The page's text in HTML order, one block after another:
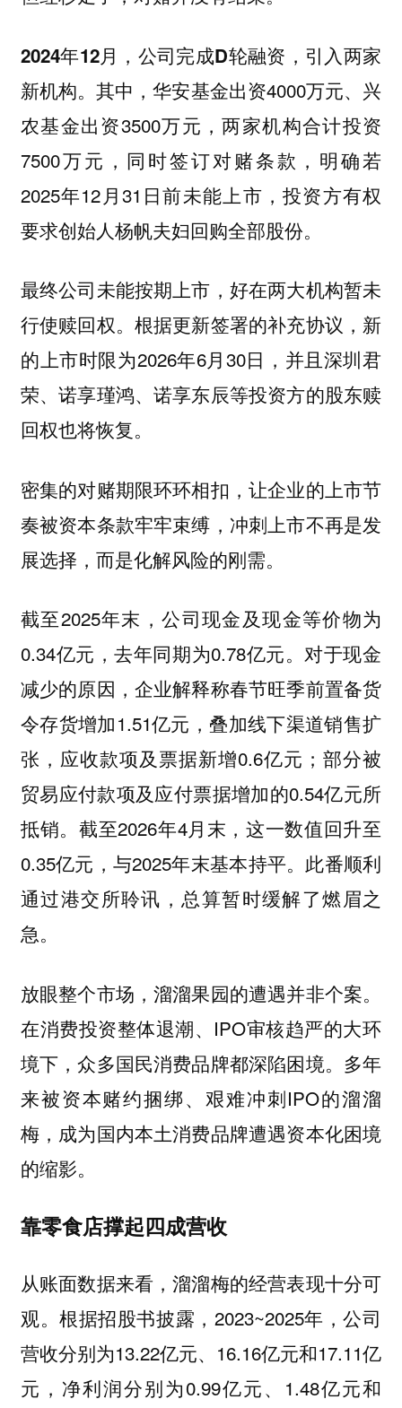
2024年12月，公司完成D轮融资，引入两家
新机构。其中，华安基金出资4000万元、兴
农基金出资3500万元，两家机构合计投资
7500万元，同时签订对赌条款，明确若
2025年12月31日前未能上市，投资方有权
要求创始人杨帆夫妇回购全部股份。
最终公司未能按期上市，好在两大机构暂未
行使赎回权。根据更新签署的补充协议，新
的上市时限为2026年6月30日，并且深圳君
荣、诺享瑾鸿、诺享东辰等投资方的股东赎
回权也将恢复。
密集的对赌期限环环相扣，让企业的上市节
奏被资本条款牢牢束缚，冲刺上市不再是发
展选择，而是化解风险的刚需。
截至2025年末，公司现金及现金等价物为
0.34亿元，去年同期为0.78亿元。对于现金
减少的原因，企业解释称春节旺季前置备货
令存货增加1.51亿元，叠加线下渠道销售扩
张，应收款项及票据新增0.6亿元；部分被
贸易应付款项及应付票据增加的0.54亿元所
抵销。截至2026年4月末，这一数值回升至
0.35亿元，与2025年末基本持平。 此番顺利
通过港交所聆讯，总算暂时缓解了燃眉之
急。
放眼整个市场，溜溜果园的遭遇并非个案。
在消费投资整体退潮、IPO审核趋严的大环
境下，众多国民消费品牌都深陷困境。多年
来被资本赌约捆绑、艰难冲刺IPO的溜溜
梅，成为国内本土消费品牌遭遇资本化困境
的缩影。
靠零食店撑起四成营收
从账面数据来看，溜溜梅的经营表现十分可
观。根据招股书披露，2023~2025年，公司
营收分别为13.22亿元、16.16亿元和17.11亿
元，净利润分别为0.99亿元、1.48亿元和